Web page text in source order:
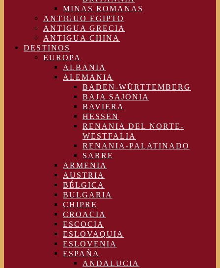
MINAS ROMANAS
ANTIGUO EGIPTO
ANTIGUA GRECIA
ANTIGUA CHINA
DESTINOS
EUROPA
ALBANIA
ALEMANIA
BADEN-WÜRTTEMBERG
BAJA SAJONIA
BAVIERA
HESSEN
RENANIA DEL NORTE-
WESTFALIA
RENANIA-PALATINADO
SARRE
ARMENIA
AUSTRIA
BÉLGICA
BULGARIA
CHIPRE
CROACIA
ESCOCIA
ESLOVAQUIA
ESLOVENIA
ESPAÑA
ANDALUCIA